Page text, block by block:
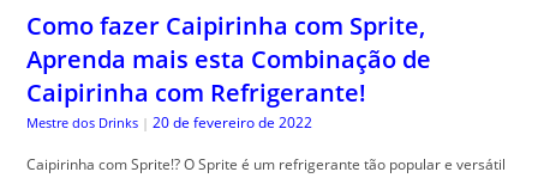
Como fazer Caipirinha com Sprite,
Aprenda mais esta Combinação de
Caipirinha com Refrigerante!
Mestre dos Drinks | 20 de fevereiro de 2022
Caipirinha com Sprite!? O Sprite é um refrigerante tão popular e versátil